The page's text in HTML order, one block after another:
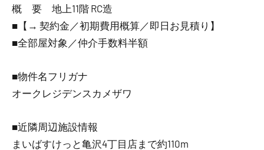
概 要 地上11階 RC造
■【→ 契約金／初期費用概算／即日お見積り】
■全部屋対象／仲介手数料半額
■物件名フリガナ
オークレジデンスカメザワ
■近隣周辺施設情報
まいばすけっと亀沢4丁目店まで約110m